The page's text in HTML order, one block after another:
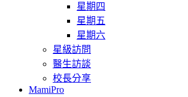
星期四
星期五
星期六
星級訪問
醫生訪談
校長分享
MamiPro